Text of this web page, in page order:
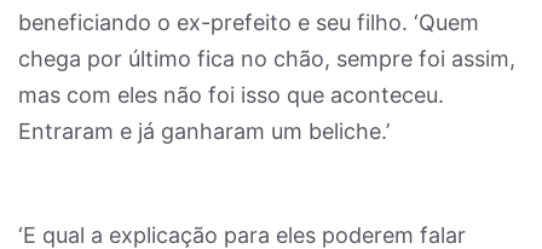
beneficiando o ex-prefeito e seu filho. ‘Quem
chega por último fica no chão, sempre foi assim,
mas com eles não foi isso que aconteceu.
Entraram e já ganharam um beliche.’
‘E qual a explicação para eles poderem falar